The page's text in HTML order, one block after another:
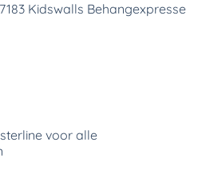
5,99.Kidswalls Behangexpresse
voor alle